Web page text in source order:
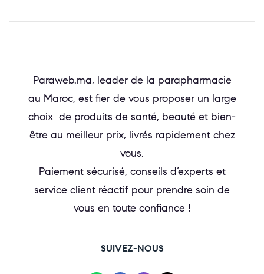
Paraweb.ma, leader de la parapharmacie
au Maroc, est fier de vous proposer un large
choix de produits de santé, beauté et bien-
être au meilleur prix, livrés rapidement chez
vous.
Paiement sécurisé, conseils d’experts et
service client réactif pour prendre soin de
vous en toute confiance !
SUIVEZ-NOUS